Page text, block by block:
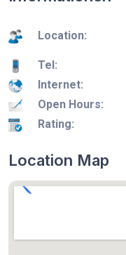
Location:
Tel:
Internet:
Open Hours:
Rating:
Location Map